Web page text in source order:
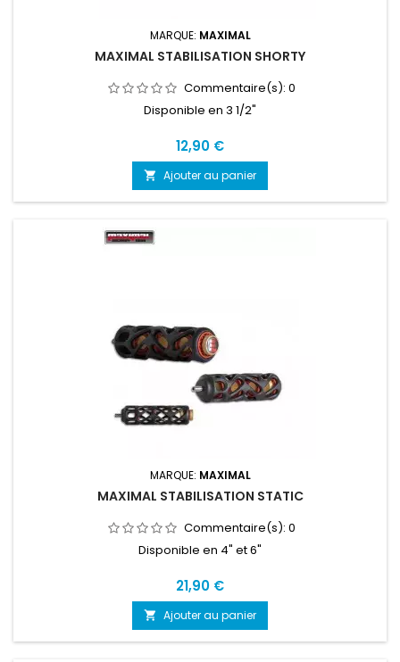
MARQUE: MAXIMAL
MAXIMAL STABILISATION SHORTY
Commentaire(s): 0
Disponible en 3 1/2"
Prix
12,90 €
 Ajouter au panier
MARQUE: MAXIMAL
MAXIMAL STABILISATION STATIC
Commentaire(s): 0
Disponible en 4" et 6"
Prix
21,90 €
 Ajouter au panier